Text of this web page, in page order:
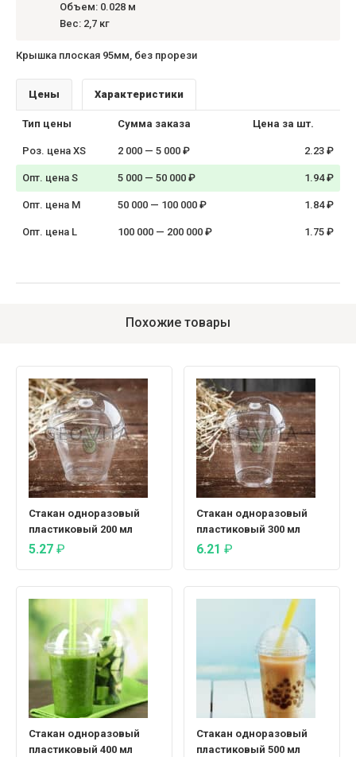
Объем: 0.028 м
Вес: 2,7 кг
Крышка плоская 95мм, без прорези
Цены Характеристики
Тип цены Сумма заказа Цена за шт.
Роз. цена XS 2 000 — 5 000 ₽ 2.23 ₽
Опт. цена S 5 000 — 50 000 ₽ 1.94 ₽
Опт. цена M 50 000 — 100 000 ₽ 1.84 ₽
Опт. цена L 100 000 — 200 000 ₽ 1.75 ₽
Похожие товары
Стакан одноразовый
пластиковый 200 мл
5.27 ₽
Стакан одноразовый
пластиковый 300 мл
6.21 ₽
Стакан одноразовый
пластиковый 400 мл
Стакан одноразовый
пластиковый 500 мл